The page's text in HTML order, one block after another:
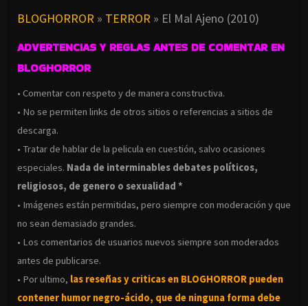
BLOGHORROR » TERROR » El Mal Ajeno (2010)
ADVERTENCIAS Y REGLAS ANTES DE COMENTAR EN
BLOGHORROR
• Comentar con respeto y de manera constructiva.
• No se permiten links de otros sitios o referencias a sitios de
descarga.
• Tratar de hablar de la pelicula en cuestión, salvo ocasiones
especiales. Nada de interminables debates políticos,
religiosos, de genero o sexualidad *
• Imágenes están permitidas, pero siempre con moderación y que
no sean demasiado grandes.
• Los comentarios de usuarios nuevos siempre son moderados
antes de publicarse.
• Por ultimo, las reseñas y criticas en BLOGHORROR pueden
contener humor negro-ácido, que de ninguna forma debe